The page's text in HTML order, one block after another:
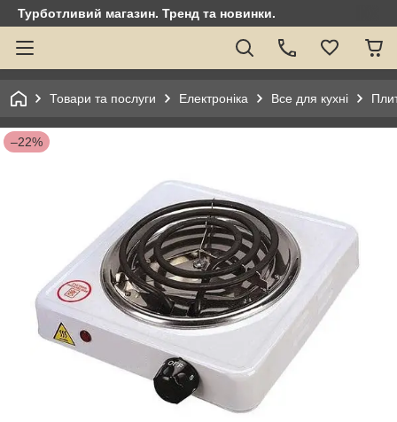
Турботливий магазин. Тренд та новинки.
Товари та послуги Електроніка Все для кухні
–22%